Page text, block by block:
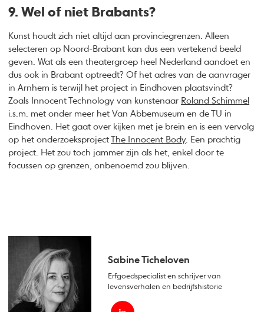
9. Wel of niet Brabants?
Kunst houdt zich niet altijd aan provinciegrenzen. Alleen
selecteren op Noord-Brabant kan dus een vertekend beeld
geven. Wat als een theatergroep heel Nederland aandoet en
dus ook in Brabant optreedt? Of het adres van de aanvrager
in Arnhem is terwijl het project in Eindhoven plaatsvindt?
Zoals Innocent Technology van kunstenaar Roland Schimmel
i.s.m. met onder meer het Van Abbemuseum en de TU in
Eindhoven. Het gaat over kijken met je brein en is een vervolg
op het onderzoeksproject
The Innocent Body. Een prachtig
project. Het zou toch jammer zijn als het, enkel door te
focussen op grenzen, onbenoemd zou blijven.
Sabine Ticheloven
Erfgoedspecialist en schrijver van
levensverhalen en bedrijfshistorie